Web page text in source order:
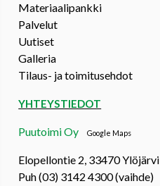
Materiaalipankki
Palvelut
Uutiset
Galleria
Tilaus- ja toimitusehdot
YHTEYSTIEDOT
Puutoimi OyGoogle Maps
Elopellontie 2, 33470 Ylöjärvi
Puh (03) 3142 4300 (vaihde)